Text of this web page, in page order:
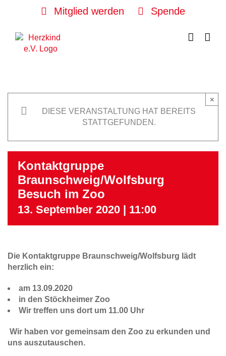
Mitglied werden Spende
DIESE VERANSTALTUNG HAT BEREITS
STATTGEFUNDEN.
×
Kontaktgruppe
Braunschweig/Wolfsburg
Besuch im Zoo
13. September 2020 | 11:00
Die Kontaktgruppe Braunschweig/Wolfsburg lädt
herzlich ein:
am 13.09.2020
in den Stöckheimer Zoo
Wir treffen uns dort um 11.00 Uhr
Wir haben vor gemeinsam den Zoo zu erkunden und
uns auszutauschen.